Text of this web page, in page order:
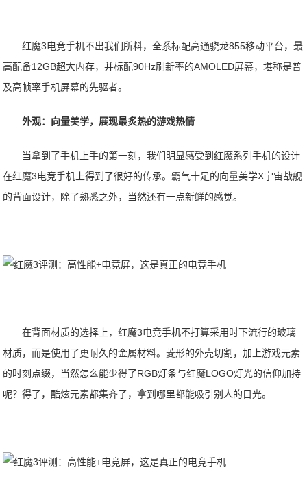
红魔3电竞手机不出我们所料，全系标配高通骁龙855移动平台，最
高配备12GB超大内存，并标配90Hz刷新率的AMOLED屏幕，堪称是普
及高帧率手机屏幕的先驱者。
外观：向量美学，展现最炙热的游戏热情
当拿到了手机上手的第一刻，我们明显感受到红魔系列手机的设计
在红魔3电竞手机上得到了很好的传承。霸气十足的向量美学X宇宙战舰
的背面设计，除了熟悉之外，当然还有一点新鲜的感觉。
在背面材质的选择上，红魔3电竞手机不打算采用时下流行的玻璃
材质，而是使用了更耐久的金属材料。菱形的外壳切割，加上游戏元素
的时刻点缀，当然怎么能少得了RGB灯条与红魔LOGO灯光的信仰加持
呢？得了，酷炫元素都集齐了，拿到哪里都能吸引别人的目光。